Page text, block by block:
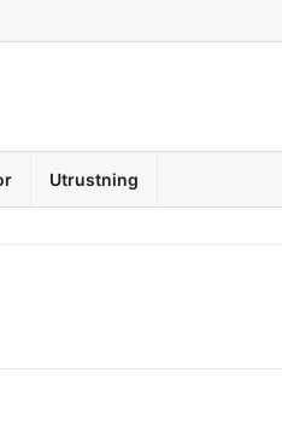
Utrustning